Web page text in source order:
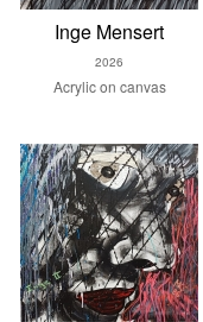
Inge Mensert
2026
Acrylic on canvas